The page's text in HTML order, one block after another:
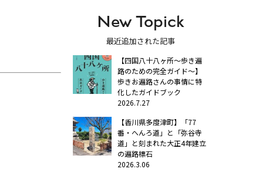
New Topick
最近追加された記事
【四国八十八ヶ所～歩き遍
路のための完全ガイド～】
歩きお遍路さんの事情に特
化したガイドブック
2026.7.27
【香川県多度津町】「77
番・へんろ道」と「弥谷寺
道」と刻まれた大正4年建立
の遍路標石
2026.3.06